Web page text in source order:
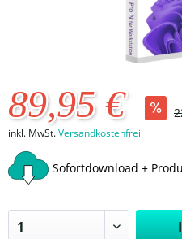
89,95 €
inkl. MwSt.Versandkostenfrei
Sofortdownload +